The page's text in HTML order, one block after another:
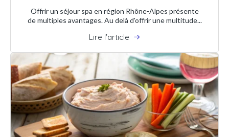
Offrir un séjour spa en région Rhône-Alpes présente
de multiples avantages. Au delà d'offrir une multitude...
Lire l'article